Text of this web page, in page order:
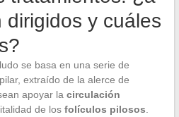
dirigidos y cuáles
se basa en una serie de
extraído de la alerce de
apoyar la circulación
de los folículos pilosos